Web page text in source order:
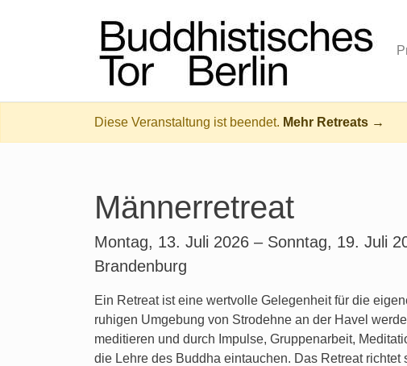
Diese Veranstaltung ist beendet. Mehr Retreats →
Männerretreat
Montag, 13. Juli 2026 – Sonntag, 19. Juli
Brandenburg
Ein Retreat ist eine wertvolle Gelegenheit für die
ruhigen Umgebung von Strodehne an der Havel
meditieren und durch Impulse, Gruppenarbeit,
die Lehre des Buddha eintauchen. Das Retreat richtet